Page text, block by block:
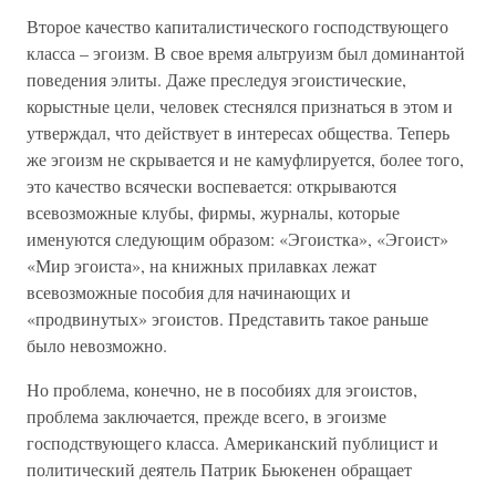
Второе качество капиталистического господствующего
класса – эгоизм. В свое время альтруизм был доминантой
поведения элиты. Даже преследуя эгоистические,
корыстные цели, человек стеснялся признаться в этом и
утверждал, что действует в интересах общества. Теперь
же эгоизм не скрывается и не камуфлируется, более того,
это качество всячески воспевается: открываются
всевозможные клубы, фирмы, журналы, которые
именуются следующим образом: «Эгоистка», «Эгоист»
«Мир эгоиста», на книжных прилавках лежат
всевозможные пособия для начинающих и
«продвинутых» эгоистов. Представить такое раньше
было невозможно.
Но проблема, конечно, не в пособиях для эгоистов,
проблема заключается, прежде всего, в эгоизме
господствующего класса. Американский публицист и
политический деятель Патрик Бьюкенен обращает